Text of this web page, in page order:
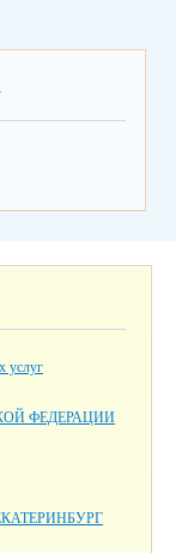
услуг
ФЕДЕРАЦИИ